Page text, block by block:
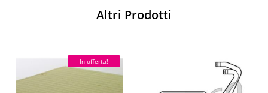
Altri Prodotti
In offerta!